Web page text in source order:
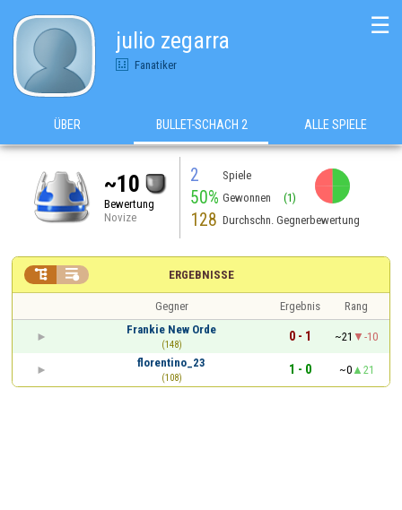
julio zegarra
Fanatiker
☰
ÜBER BULLET-SCHACH 2 ALLE SPIELE
~10
Bewertung
Novize
2 Spiele
50% Gewonnen (1)
128 Durchschn. Gegnerbewertung
ERGEBNISSE
 
Gegner Ergebnis
Rang
Frankie New Orde
(148)
0 - 1 ~21
-10
florentino_23
(108)
1 - 0 ~0 21